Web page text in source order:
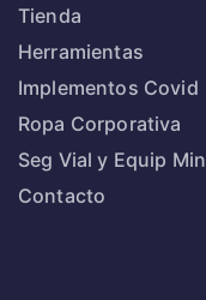
Tienda
Herramientas
Implementos Covid
Ropa Corporativa
Seg Vial y Equip Min
Contacto